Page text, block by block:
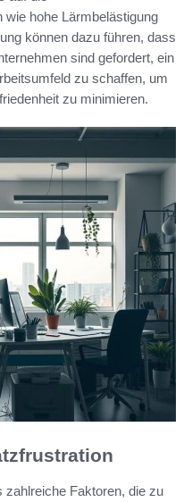
wie hohe Lärmbelästigung
können dazu führen, dass
sind gefordert, ein
zu schaffen, um
zu minimieren.
zahlreiche Faktoren, die zu